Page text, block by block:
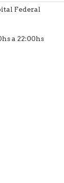
Federal
a 22:00hs